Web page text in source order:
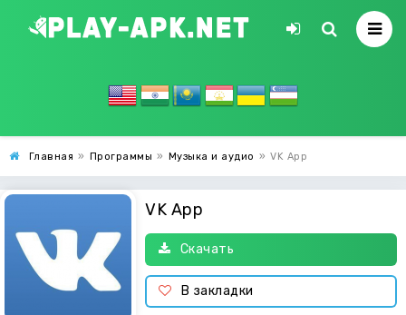
Главная » Программы » Музыка и аудио » VK App
VK App
Скачать
В закладки